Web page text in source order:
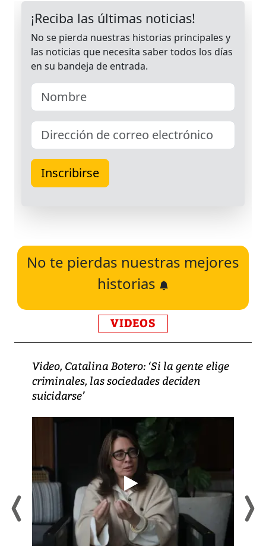
No te pierdas nuestras mejores
historias
VIDEOS
Video, Catalina Botero: ‘Si la gente elige
criminales, las sociedades deciden
suicidarse’